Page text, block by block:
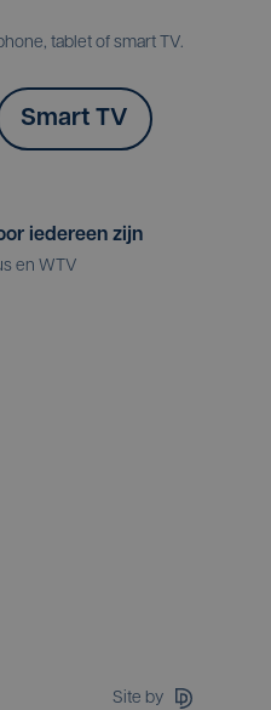
tablet of smart TV.
Smart TV
iedereen zijn
en WTV
Site by